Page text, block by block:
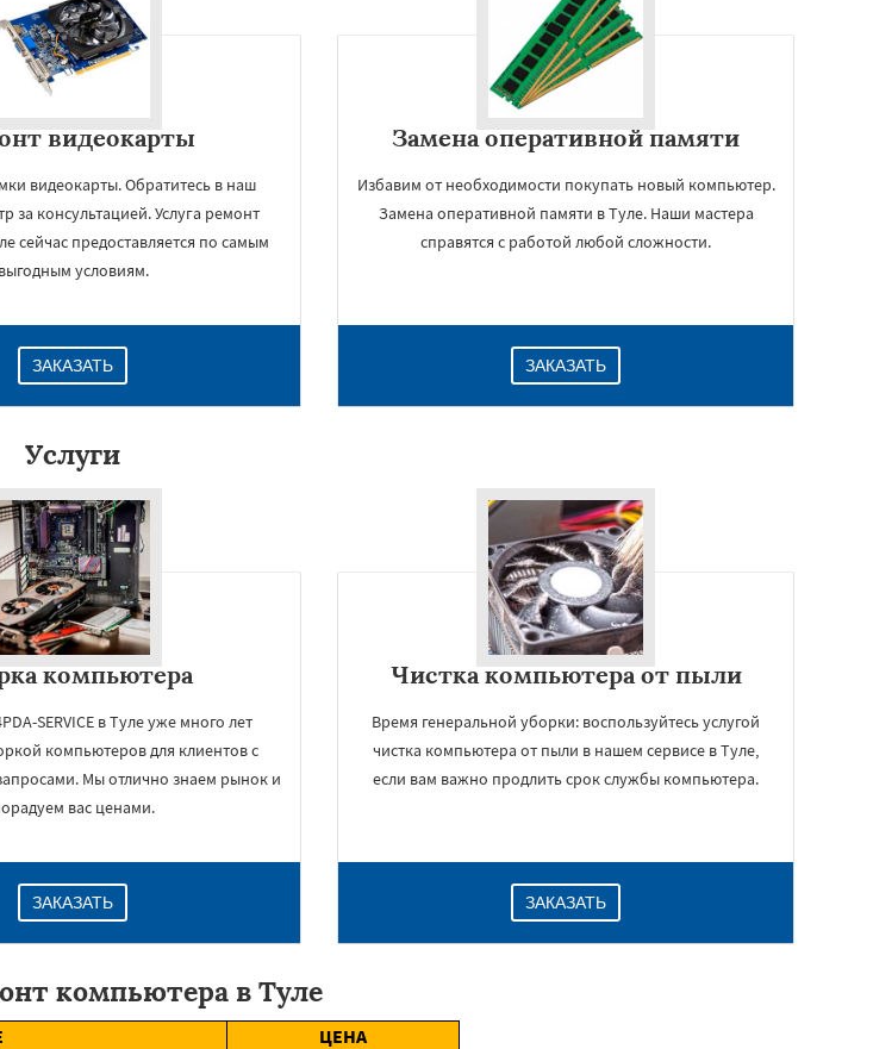
видеокарты
видеокарты. Обратитесь в наш
за консультацией. Услуга ремонт
сейчас предоставляется по самым
выгодным условиям.
ЗАКАЗАТЬ
Замена оперативной памяти
Избавим от необходимости покупать новый компьютер.
Замена оперативной памяти в Туле. Наши мастера
справятся с работой любой сложности.
ЗАКАЗАТЬ
Услуги
компьютера
SERVICE в Туле уже много лет
компьютеров для клиентов с
Мы отлично знаем рынок и
вас ценами.
ЗАКАЗАТЬ
Чистка компьютера от пыли
Время генеральной уборки: воспользуйтесь услугой
чистка компьютера от пыли в нашем сервисе в Туле,
если вам важно продлить срок службы компьютера.
ЗАКАЗАТЬ
компьютера в Туле
ЦЕНА
на обработку персональных данных